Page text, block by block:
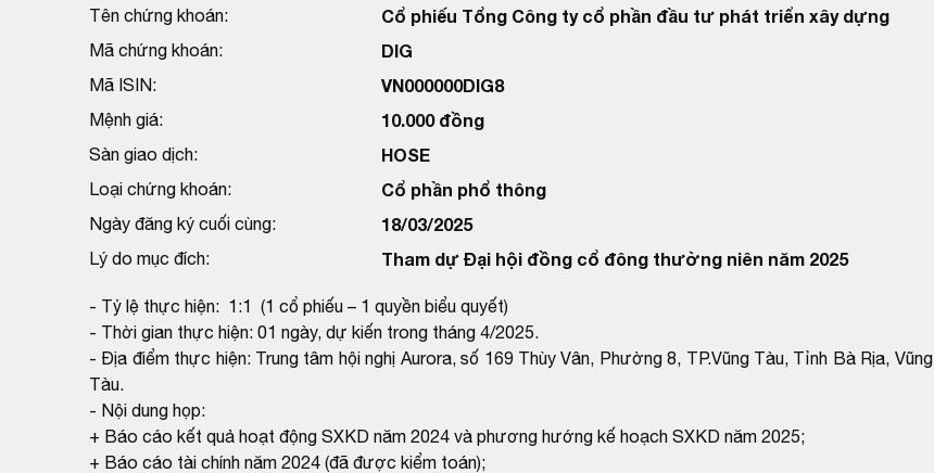
Tên chứng khoán: Cổ phiếu Tổng Công ty cổ phần đầu tư phát triển xây dựng
Mã chứng khoán: DIG
Mã ISIN: VN000000DIG8
Mệnh giá: 10.000 đồng
Sàn giao dịch: HOSE
Loại chứng khoán: Cổ phần phổ thông
Ngày đăng ký cuối cùng: 18/03/2025
Lý do mục đích: Tham dự Đại hội đồng cổ đông thường niên năm 2025
- Tỷ lệ thực hiện: 1:1 (1 cổ phiếu – 1 quyền biểu quyết)
- Thời gian thực hiện: 01 ngày, dự kiến trong tháng 4/2025.
- Địa điểm thực hiện: Trung tâm hội nghị Aurora, số 169 Thùy Vân, Phường 8, TP.Vũng Tàu, Tỉnh Bà Rịa, Vũng
Tàu.
- Nội dung họp:
+ Báo cáo kết quả hoạt động SXKD năm 2024 và phương hướng kế hoạch SXKD năm 2025;
+ Báo cáo tài chính năm 2024 (đã được kiểm toán);